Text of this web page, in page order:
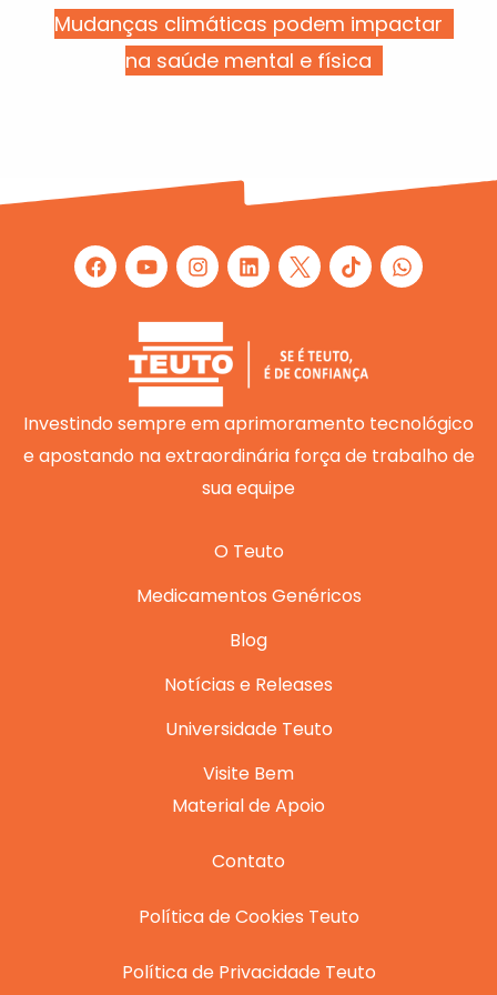
Mudanças climáticas podem impactar
na saúde mental e física
F
a
c
Y
o
u
t
u
b
e
I
n
s
t
a
g
r
a
m
L
i
n
e
i
W
h
a
Investindo sempre em aprimoramento tecnológico
e apostando na extraordinária força de trabalho de
sua equipe
O Teuto
Medicamentos Genéricos
Blog
Notícias e Releases
Universidade Teuto
Visite Bem
Material de Apoio
Contato
Política de Cookies Teuto
Política de Privacidade Teuto